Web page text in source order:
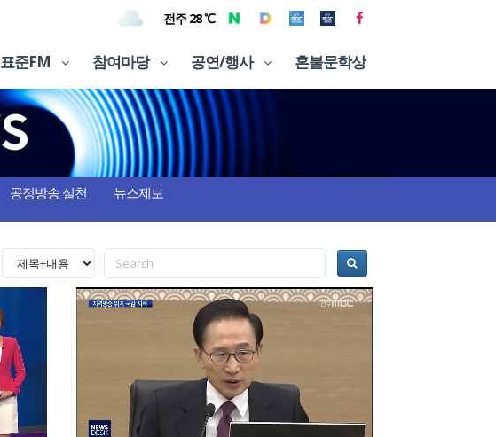
전주 28 ℃
표준FM 참여마당 공연/행사 혼불문학상
공정방송 실천 뉴스제보